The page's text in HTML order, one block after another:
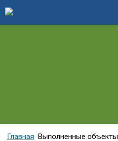
Главная Выполненные объекты